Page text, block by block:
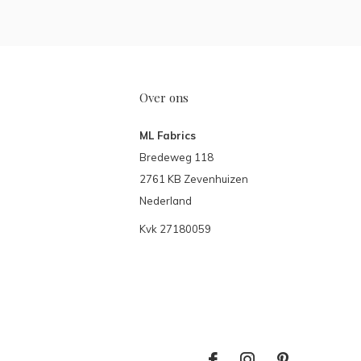
Over ons
ML Fabrics
Bredeweg 118
2761 KB Zevenhuizen
Nederland
Kvk 27180059